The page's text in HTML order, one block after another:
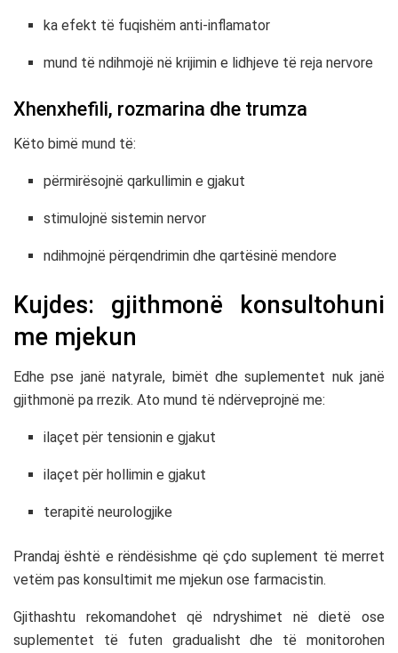
ka efekt të fuqishëm anti-inflamator
mund të ndihmojë në krijimin e lidhjeve të reja nervore
Xhenxhefili, rozmarina dhe trumza
Këto bimë mund të:
përmirësojnë qarkullimin e gjakut
stimulojnë sistemin nervor
ndihmojnë përqendrimin dhe qartësinë mendore
Kujdes: gjithmonë konsultohuni
me mjekun
Edhe pse janë natyrale, bimët dhe suplementet nuk janë
gjithmonë pa rrezik. Ato mund të ndërveprojnë me:
ilaçet për tensionin e gjakut
ilaçet për hollimin e gjakut
terapitë neurologjike
Prandaj është e rëndësishme që çdo suplement të merret
vetëm pas konsultimit me mjekun ose farmacistin.
Gjithashtu rekomandohet që ndryshimet në dietë ose
suplementet të futen gradualisht dhe të monitorohen